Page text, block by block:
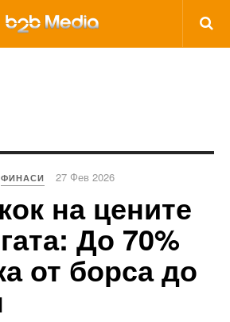
ФИНАСИ 27 Фев 2026
на цените
До 70%
от борса до